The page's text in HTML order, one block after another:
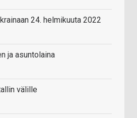
24. helmikuuta 2022
ja asuntolaina
välille